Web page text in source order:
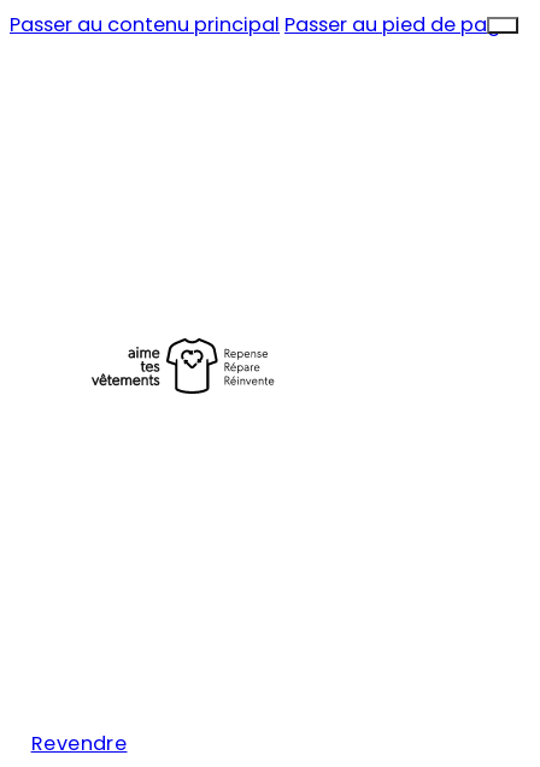
Passer au contenu principal Passer au pied de page
Revendre